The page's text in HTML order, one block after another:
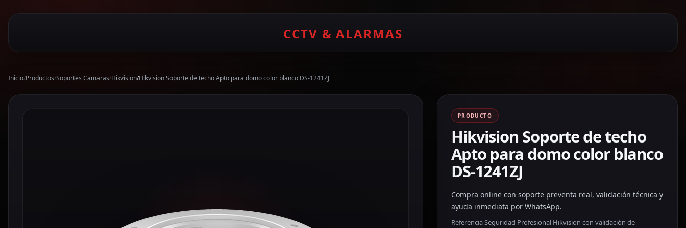
CCTV & ALARMAS
Inicio/Productos/Soportes Camaras/Hikvision/Hikvision Soporte de techo Apto para domo color blanco DS-1241ZJ
PRODUCTO
Hikvision Soporte de techo
Apto para domo color blanco
DS-1241ZJ
Compra online con soporte preventa real, validación técnica y
ayuda inmediata por WhatsApp.
Referencia Seguridad Profesional Hikvision con validación de